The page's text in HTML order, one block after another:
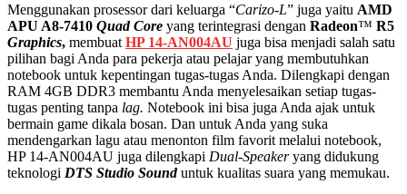
Menggunakan prosessor dari keluarga “Carizo-L” juga yaitu AMD
APU A8-7410 Quad Core yang terintegrasi dengan Radeon™ R5
Graphics, membuat HP 14-AN004AU juga bisa menjadi salah satu
pilihan bagi Anda para pekerja atau pelajar yang membutuhkan
notebook untuk kepentingan tugas-tugas Anda. Dilengkapi dengan
RAM 4GB DDR3 membantu Anda menyelesaikan setiap tugas-
tugas penting tanpa lag. Notebook ini bisa juga Anda ajak untuk
bermain game dikala bosan. Dan untuk Anda yang suka
mendengarkan lagu atau menonton film favorit melalui notebook,
HP 14-AN004AU juga dilengkapi Dual-Speakeryang didukung
teknologi DTS Studio Sounduntuk kualitas suara yang memukau.